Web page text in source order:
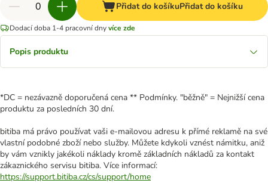
Přidat do košíkuPřidat do košíku
Dodací doba 1-4 pracovní dnyvíce zde
Popis produktu
*DC = nezávazně doporučená cena ** Podmínky. "běžně" = Nejnižší cena
produktu za posledních 30 dní.
bitiba má právo používat vaši e-mailovou adresu k přímé reklamě na své
vlastní podobné zboží nebo služby. Můžete kdykoli vznést námitku, aniž
by vám vznikly jakékoli náklady kromě základních nákladů za kontakt
zákaznického servisu bitiba. Více informací:
https://support.bitiba.cz/cs/support/home